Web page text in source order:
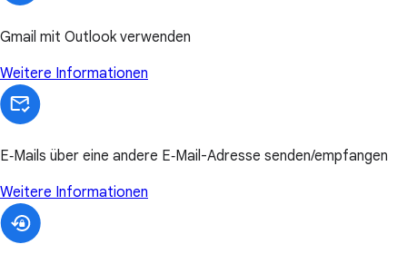
Gmail mit Outlook verwenden
Weitere Informationen
E‑Mails über eine andere E‑Mail-Adresse senden/empfangen
Weitere Informationen